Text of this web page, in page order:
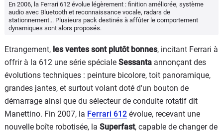
En 2006, la Ferrari 612 évolue légèrement : finition améliorée, système
audio avec Bluetooth et reconnaissance vocale, radars de
stationnement... Plusieurs pack destinés à affûter le comportement
dynamiques sont alors proposés.
Etrangement, les ventes sont plutôt bonnes, incitant Ferrari à
offrir à la 612 une série spéciale Sessanta annonçant des
évolutions techniques : peinture bicolore, toit panoramique,
grandes jantes, et surtout volant doté d'un bouton de
démarrage ainsi que du sélecteur de conduite rotatif dit
Manettino. Fin 2007, la Ferrari 612 évolue, recevant une
nouvelle boîte robotisée, la Superfast, capable de changer de